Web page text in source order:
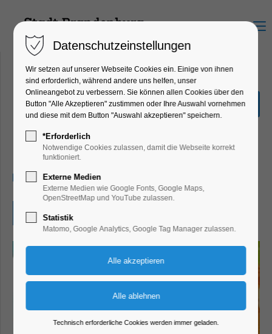
Menu
Brandenburger
Lesesommer
Ferienkalender, Kinder, Jugend, Mitmach-
Aktion
23.07.2024, 10:00–17:00
Eintritt frei
Datenschutzeinstellungen
Wir setzen auf unserer Webseite Cookies ein. Einige von ihnen
sind erforderlich, während andere uns helfen, unser
Onlineangebot zu verbessern. Sie können allen Cookies über den
Button "Alle Akzeptieren" zustimmen oder Ihre Auswahl vornehmen
und diese mit dem Button "Auswahl akzeptieren" speichern.
*Erforderlich
Notwendige Cookies zulassen, damit die Webseite korrekt
funktioniert.
Externe Medien
Externe Medien wie Google Fonts, Google Maps,
OpenStreetMap und YouTube zulassen.
Statistik
Matomo, Google Analytics, Google Tag Manager zulassen.
Technisch erforderliche Cookies werden immer geladen.